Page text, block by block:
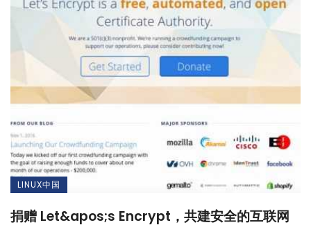
LINUX中国
捐赠 Let&apos;s Encrypt，共建安全的互联网